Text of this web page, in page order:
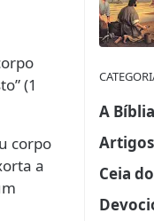
(1
corpo
a
A
Artigos
Ceia